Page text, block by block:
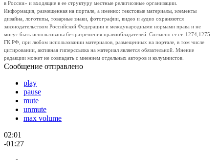
в России» и входящие в ее структуру местные религиозные организации.
Информация, размещенная на портале, а именно: текстовые материалы, элементы
дизайна, логотипы, товарные знаки, фотографии, видео и аудио охраняются
законодательством Российской Федерации и международными нормами права и не
могут быть использованы без разрешения правообладателей. Согласно ст.ст. 1274,1275
ГК РФ, при любом использовании материалов, размещенных на портале, в том числе
цитировании, активная гиперссылка на материал является обязательной. Мнение
редакции может не совпадать с мнением отдельных авторов и колумнистов.
Сообщение отправлено
play
pause
mute
unmute
max volume
02:01
-01:27